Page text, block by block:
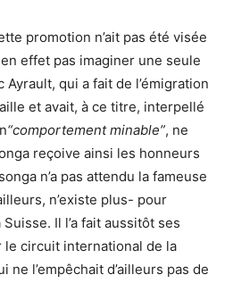
promotion n’ait pas été visée
effet pas imaginer une seule
qui a fait de l’émigration
et avait, à ce titre, interpellé
“comportement minable”, ne
reçoive ainsi les honneurs
n’a pas attendu la fameuse
n’existe plus- pour
Il l’a fait aussitôt ses
circuit international de la
ne l’empêchait d’ailleurs pas de